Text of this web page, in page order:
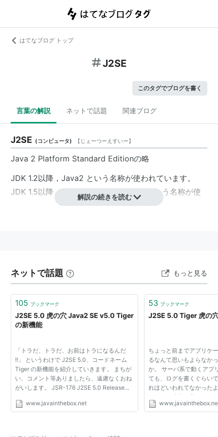
はてなブログ トップ
J2SE
このタグでブログを書く
言葉の解説 ネットで話題 関連ブログ
J2SE (コンピュータ) 【 じぇーつーえすいー】
Java 2 Platform Standard Editionの略
JDK 1.2以降，Java2 という名称が使われています。
JDK 1.5以降，Java2 SE 5.0,Java SE
という名称が使
われています。JDK 5.0 と表記されることもあります。
解説の続きを読む
ネットで話題 もっと見る
105 ブックマーク
J2SE 5.0 虎の穴 Java2 SE v5.0 Tiger
の新機能
「トラだ、トラだ、お前はトラになるんだ
!!」 というわけで J2SE 5.0、コードネーム
Tiger の新機能を紹介していきます。 まちが
い、コメント等ありましたら、遠慮なくおね
がいします。 JSR-176 J2SE 5.0 Release
www.javainthebox.net
53 ブックマーク
J2SE 5.0 Tiger 虎の
ちょっと前までアプリケ
るなんて思いもよらなか
か。 サーバ系で動くアプ
ても、ログを書くぐらい
れほどいわれてなかった
しかし、時代は変わりま
They Are A-Changin' な